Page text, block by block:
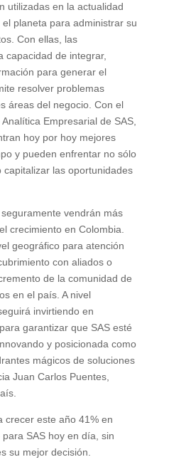
utilizadas en la actualidad
planeta para administrar su
Con ellas, las
capacidad de integrar,
para generar el
resolver problemas
áreas del negocio. Con el
Empresarial de SAS,
hoy por hoy mejores
y pueden enfrentar no sólo
las oportunidades
vendrán más
crecimiento en Colombia.
geográfico para atención
con aliados o
de la comunidad de
en el país. A nivel
invirtiendo en
garantizar que SAS esté
y posicionada como
mágicos de soluciones
Juan Carlos Puentes,
crecer este año 41% en
SAS hoy en día, sin
su mejor decisión.